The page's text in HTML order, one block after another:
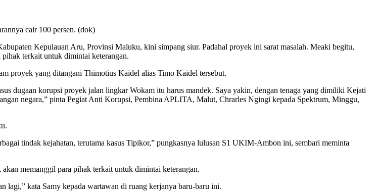
cair 100 persen. (dok)
Kepulauan Aru, Provinsi Maluku, kini simpang siur. Padahal proyek ini sarat masalah. Meaki begitu,
terkait untuk dimintai keterangan.
proyek yang ditangani Thimotius Kaidel alias Timo Kaidel tersebut.
dugaan korupsi proyek jalan lingkar Wokam itu harus mandek. Saya yakin, dengan tenaga yang dimiliki Kejati
negara,” pinta Pegiat Anti Korupsi, Pembina APLITA, Malut, Chrarles Ngingi kepada Spektrum, Minggu,
tindak kejahatan, terutama kasus Tipikor,” pungkasnya lulusan S1 UKIM-Ambon ini, sembari meminta
memanggil para pihak terkait untuk dimintai keterangan.
lagi,” kata Samy kepada wartawan di ruang kerjanya baru-baru ini.